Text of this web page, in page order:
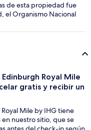
de esta propiedad fue
el Organismo Nacional
Royal Mile
gratis y recibir un
Mile by IHG tiene
nuestro sitio, que se